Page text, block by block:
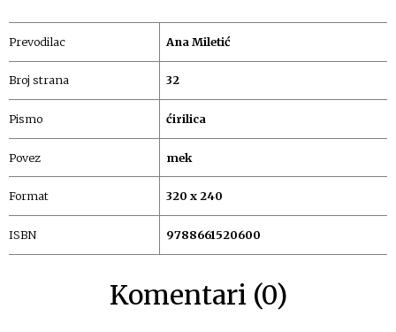
Prevodilac Ana Miletić
Broj strana 32
Pismo ćirilica
Povez mek
Format 320 x 240
ISBN 9788661520600
Komentari (0)